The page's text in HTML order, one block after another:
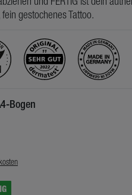
gestochenes Tattoo.
Bogen